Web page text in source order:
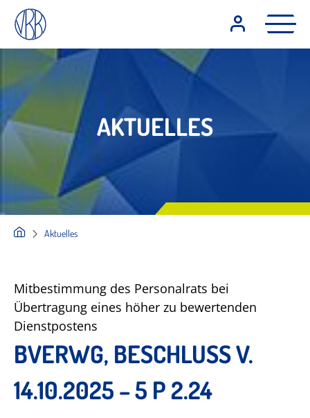
AKTUELLES
Aktuelles
Mitbestimmung des Personalrats bei
Übertragung eines höher zu bewertenden
Dienstpostens
BVERWG, BESCHLUSS V.
14.10.2025 – 5 P 2.24